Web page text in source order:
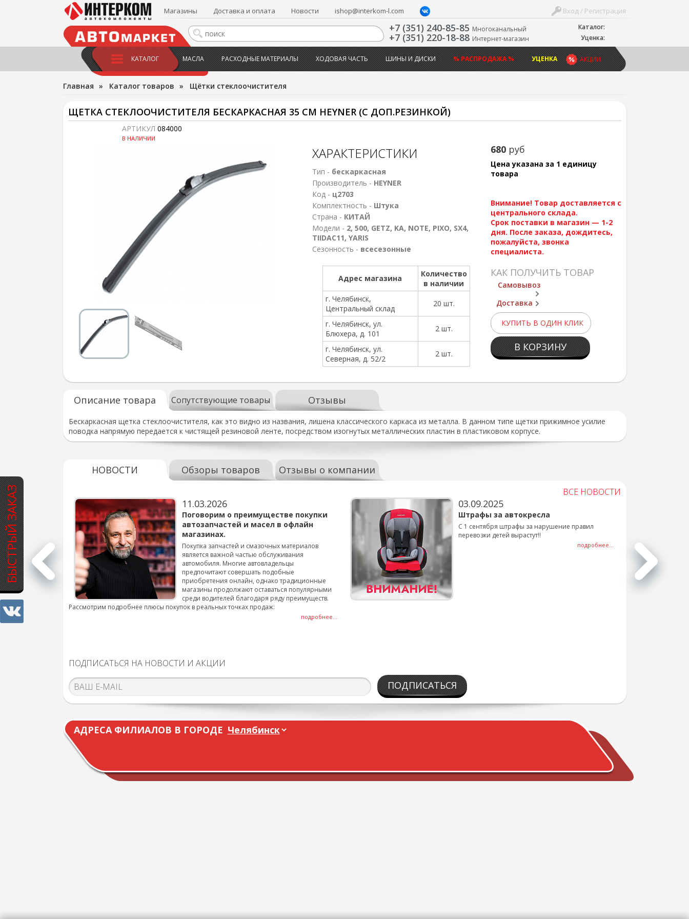
БЫСТРЫЙ ЗАКАЗ
Каталог:
Уценка:
Вход / Регистрация
Магазины Доставка и оплата Новости ishop@interkom-l.com
+7 (351) 240-85-85 Многоканальный
+7 (351) 220-18-88 Интернет-магазин
АКЦИИ
КАТАЛОГ МАСЛА РАСХОДНЫЕ МАТЕРИАЛЫ ХОДОВАЯ ЧАСТЬ ШИНЫ И ДИСКИ % РАСПРОДАЖА % УЦЕНКА
Главная » Каталог товаров » Щётки стеклоочистителя
ЩЕТКА СТЕКЛООЧИСТИТЕЛЯ БЕСКАРКАСНАЯ 35 СМ HEYNER (С ДОП.РЕЗИНКОЙ)
АРТИКУЛ 084000
В НАЛИЧИИ
680 руб
Цена указана за 1 единицу
товара
Внимание! Товар доставляется с
центрального склада.
Срок поставки в магазин — 1-2
дня. После заказа, дождитесь,
пожалуйста, звонка
специалиста.
КАК ПОЛУЧИТЬ ТОВАР
Самовывоз
Доставка
КУПИТЬ В ОДИН КЛИК
В КОРЗИНУ
ХАРАКТЕРИСТИКИ
Тип - бескаркасная
Производитель - HEYNER
Код - ц2703
Комплектность - Штука
Страна - КИТАЙ
Модели - 2, 500, GETZ, KA, NOTE, PIXO, SX4,
TIIDAC11, YARIS
Сезонность - всесезонные
Адрес магазина
Количество
в наличии
г. Челябинск,
Центральный склад
20 шт.
г. Челябинск, ул.
Блюхера, д. 101
2 шт.
г. Челябинск, ул.
Северная, д. 52/2
2 шт.
Описание товара Сопутствующие товары Отзывы
Бескаркасная щетка стеклоочистителя, как это видно из названия, лишена классического каркаса из металла. В данном типе щетки прижимное усилие
поводка напрямую передается к чистящей резиновой ленте, посредством изогнутых металлических пластин в пластиковом корпусе.
НОВОСТИ Обзоры товаров Отзывы о компании
ВСЕ НОВОСТИ
для
смены шин на
подробнее...
11.03.2026
Поговорим о преимуществе покупки
автозапчастей и масел в офлайн
магазинах.
Покупка запчастей и смазочных материалов
является важной частью обслуживания
автомобиля. Многие автовладельцы
предпочитают совершать подобные
приобретения онлайн, однако традиционные
магазины продолжают оставаться популярными
среди водителей благодаря ряду преимуществ.
Рассмотрим подробнее плюсы покупок в реальных точках продаж:
подробнее...
03.09.2025
Штрафы за автокресла
С 1 сентября штрафы за нарушение правил
перевозки детей вырастут!!
подробнее...
ПОДПИСАТЬСЯ НА НОВОСТИ И АКЦИИ
ПОДПИСАТЬСЯ
АДРЕСА ФИЛИАЛОВ В ГОРОДЕ